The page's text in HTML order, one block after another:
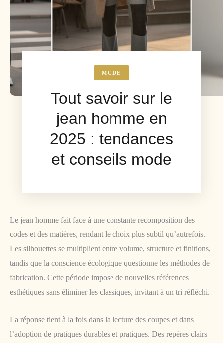
MODE
Tout savoir sur le
jean homme en
2025 : tendances
et conseils mode
Le jean homme fait face à une constante recomposition des
codes et des matières, rendant le choix plus subtil qu’autrefois.
Les silhouettes se multiplient entre volume, structure et finitions,
tandis que la conscience écologique questionne les méthodes de
fabrication. Cette période impose de nouvelles références
esthétiques sans éliminer les classiques, invitant à un tri réfléchi.
La réponse tient à la fois dans la lecture des coupes et dans
l’adoption de pratiques durables et pratiques. Des repères clairs